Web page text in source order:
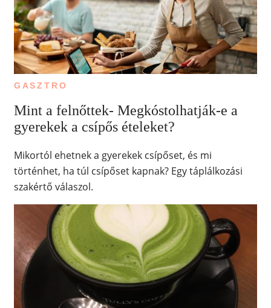
GASZTRO
Mint a felnőttek- Megkóstolhatják‑e a
gyerekek a csípős ételeket?
Mikortól ehetnek a gyerekek csípőset, és mi
történhet, ha túl csípőset kapnak? Egy táplálkozási
szakértő válaszol.